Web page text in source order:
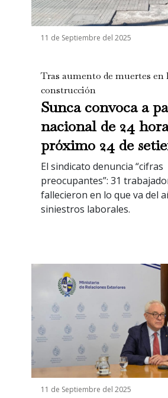
11 de Septiembre del 2025
Tras aumento de muertes en
construcción
Sunca convoca a
nacional de 24
próximo 24 de
El sindicato denuncia “cifras
preocupantes”: 31
fallecieron en lo que va del
siniestros laborales.
11 de Septiembre del 2025